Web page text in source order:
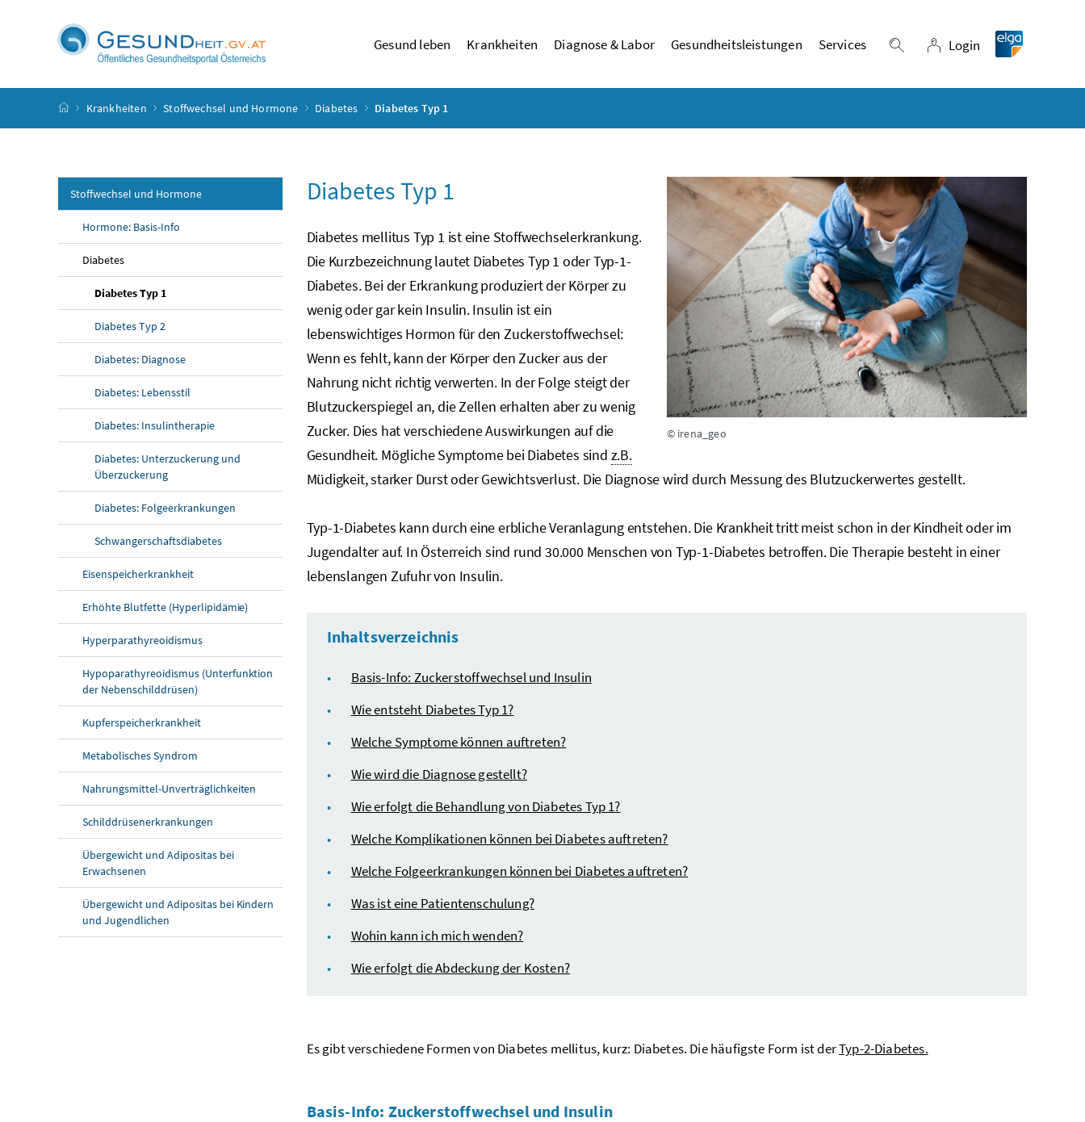
Gesund leben Krankheiten Diagnose & Labor Gesundheitsleistungen Services Suche einblenden
Login
Login
Startseite
Krankheiten Stoffwechsel und Hormone Diabetes Diabetes Typ 1
Stoffwechsel und Hormone
Hormone: Basis-Info
Diabetes
Diabetes Typ 1
Diabetes Typ 2
Diabetes: Diagnose
Diabetes: Lebensstil
Diabetes: Insulintherapie
Diabetes: Unterzuckerung und
Überzuckerung
Diabetes: Folgeerkrankungen
Schwangerschaftsdiabetes
Eisenspeicherkrankheit
Erhöhte Blutfette (Hyperlipidämie)
Hyperparathyreoidismus
Hypoparathyreoidismus (Unterfunktion
der Nebenschilddrüsen)
Kupferspeicherkrankheit
Metabolisches Syndrom
Nahrungsmittel-Unverträglichkeiten
Schilddrüsenerkrankungen
Übergewicht und Adipositas bei
Erwachsenen
Übergewicht und Adipositas bei Kindern
und Jugendlichen
© irena_geo
Diabetes Typ 1
Diabetes mellitus Typ 1 ist eine Stoffwechselerkrankung.
Die Kurzbezeichnung lautet Diabetes Typ 1 oder Typ-1-
Diabetes. Bei der Erkrankung produziert der Körper zu
wenig oder gar kein Insulin. Insulin ist ein
lebenswichtiges Hormon für den Zuckerstoffwechsel:
Wenn es fehlt, kann der Körper den Zucker aus der
Nahrung nicht richtig verwerten. In der Folge steigt der
Blutzuckerspiegel an, die Zellen erhalten aber zu wenig
Zucker. Dies hat verschiedene Auswirkungen auf die
Gesundheit. Mögliche Symptome bei Diabetes sind z.B.
Müdigkeit, starker Durst oder Gewichtsverlust. Die Diagnose wird durch Messung des Blutzuckerwertes gestellt.
Typ-1-Diabetes kann durch eine erbliche Veranlagung entstehen. Die Krankheit tritt meist schon in der Kindheit oder im
Jugendalter auf. In Österreich sind rund 30.000 Menschen von Typ-1-Diabetes betroffen. Die Therapie besteht in einer
lebenslangen Zufuhr von Insulin.
Inhaltsverzeichnis
Basis-Info: Zuckerstoffwechsel und Insulin
Wie entsteht Diabetes Typ 1?
Welche Symptome können auftreten?
Wie wird die Diagnose gestellt?
Wie erfolgt die Behandlung von Diabetes Typ 1?
Welche Komplikationen können bei Diabetes auftreten?
Welche Folgeerkrankungen können bei Diabetes auftreten?
Was ist eine Patientenschulung?
Wohin kann ich mich wenden?
Wie erfolgt die Abdeckung der Kosten?
Es gibt verschiedene Formen von Diabetes mellitus, kurz: Diabetes. Die häufigste Form ist derTyp-2-Diabetes.
Basis-Info: Zuckerstoffwechsel und Insulin